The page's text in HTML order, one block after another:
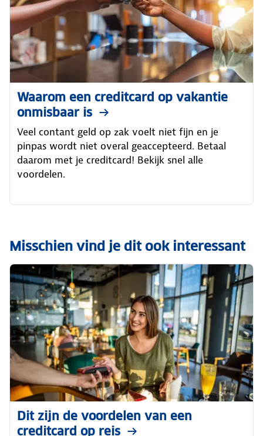
Waarom een creditcard op vakantie
onmisbaar is
Veel contant geld op zak voelt niet fijn en je
pinpas wordt niet overal geaccepteerd. Betaal
daarom met je creditcard! Bekijk snel alle
voordelen.
Misschien vind je dit ook interessant
Dit zijn de voordelen van een
creditcard op reis